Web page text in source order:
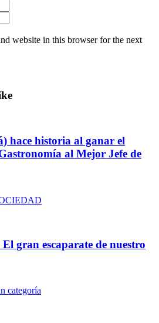
website in this browser for the next
hace historia al ganar el
al Mejor Jefe de
gran escaparate de nuestro
categoría